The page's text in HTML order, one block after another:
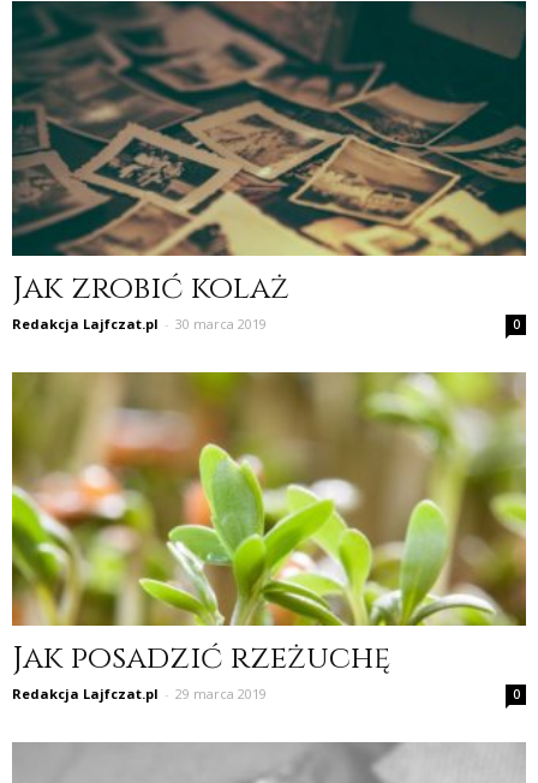
Jak zrobić kolaż
Redakcja Lajfczat.pl - 30 marca 2019 0
Jak posadzić rzeżuchę
Redakcja Lajfczat.pl - 29 marca 2019 0